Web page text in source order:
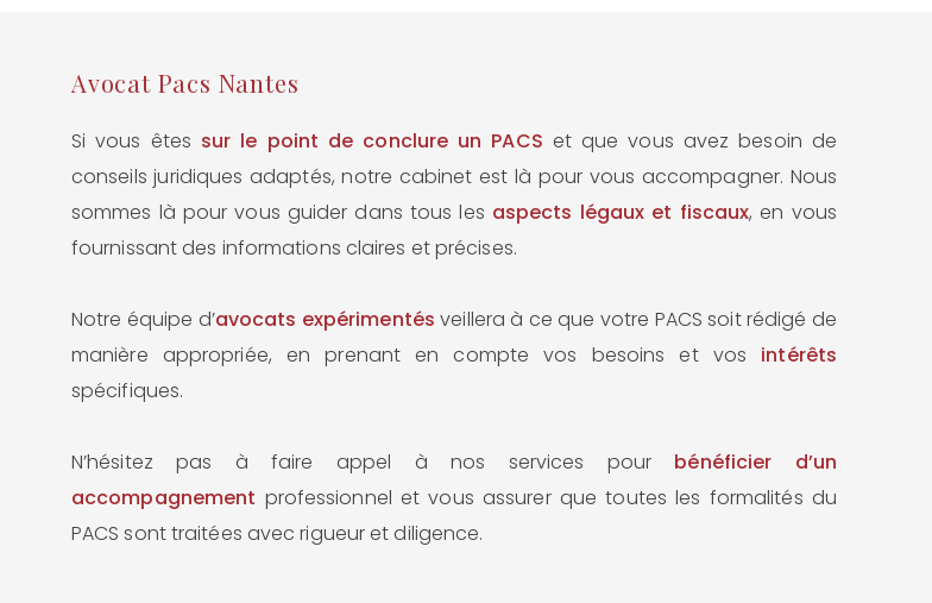
Avocat Pacs Nantes
Si vous êtes sur le point de conclure un PACS et que vous avez besoin de
conseils juridiques adaptés, notre cabinet est là pour vous accompagner. Nous
sommes là pour vous guider dans tous les aspects légaux et fiscaux, en vous
fournissant des informations claires et précises.
Notre équipe d’avocats expérimentés veillera à ce que votre PACS soit rédigé de
manière appropriée, en prenant en compte vos besoins et vos intérêts
spécifiques.
N’hésitez pas à faire appel à nos services pour bénéficier d’un
accompagnement professionnel et vous assurer que toutes les formalités du
PACS sont traitées avec rigueur et diligence.